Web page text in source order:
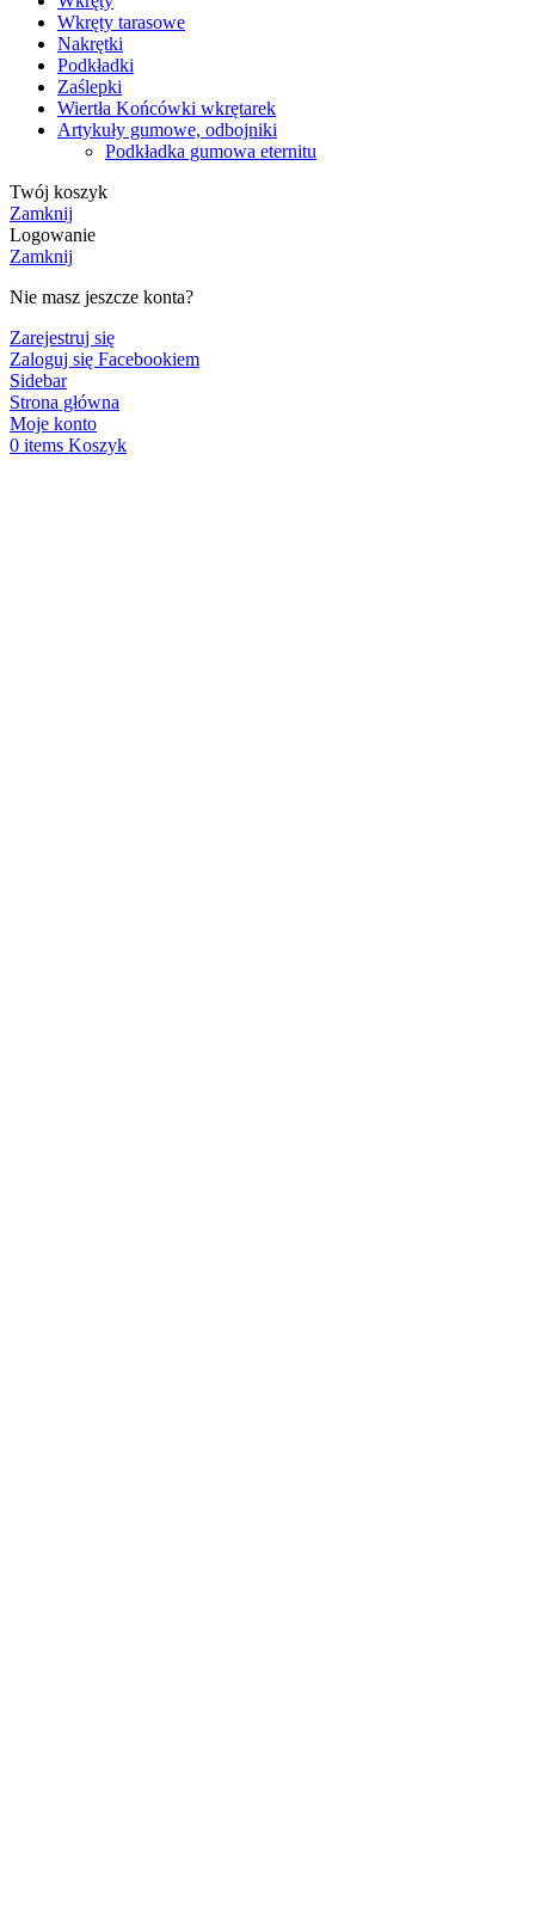
Wkręty tarasowe
Nakrętki
Podkładki
Zaślepki
Wiertła Końcówki wkrętarek
Artykuły gumowe, odbojniki
Podkładka gumowa eternitu
Twój koszyk
Zamknij
Logowanie
Zamknij
Nie masz jeszcze konta?
Zarejestruj się
Zaloguj się Facebookiem
Sidebar
Strona główna
Moje konto
0 items Koszyk